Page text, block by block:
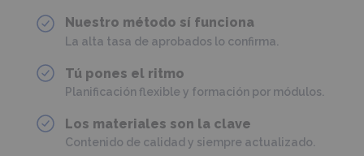
Nuestro método sí funciona
La alta tasa de aprobados lo confirma.
Tú pones el ritmo
Planificación flexible y formación por módulos.
Los materiales son la clave
Contenido de calidad y siempre actualizado.